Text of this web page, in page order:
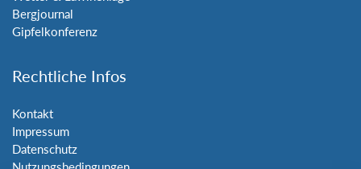
Bergjournal
Gipfelkonferenz
Rechtliche Infos
Kontakt
Impressum
Datenschutz